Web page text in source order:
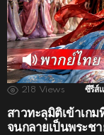
218 Views ซีรีส์
สาวทะลุมิติเข้าเกม
จนกลายเป็นพระช